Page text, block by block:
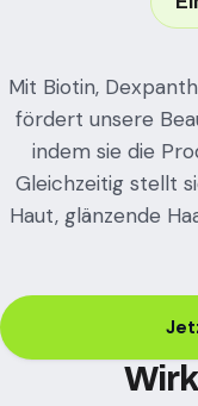
Mit Biotin,
fördert unsere
indem sie die
Gleichzeitig stellt
Haut, glänzende